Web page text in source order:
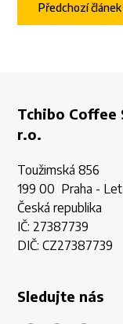
Předchozí článek
Tchibo Coffee
r.o.
Toužimská 856
199 00 Praha -
Česká republika
IČ: 27387739
DIČ: CZ27387739
Sledujte nás